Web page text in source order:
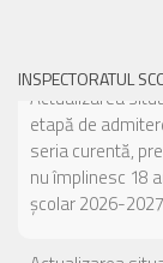
INSPECTORATUL
Actualizarea
etapă de
seria curentă,
nu împlinesc 18